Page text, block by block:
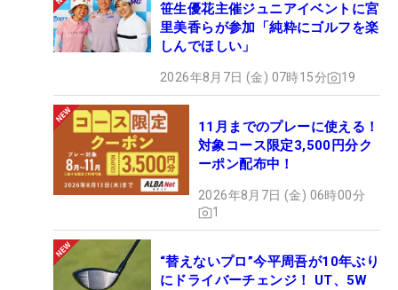
笹生優花主催ジュニアイベントに宮
里美香らが参加「純粋にゴルフを楽
しんでほしい」
2026年8月7日 (金) 07時15分 19
11月までのプレーに使える！
対象コース限定3,500円分ク
ーポン配布中！
2026年8月7日 (金) 06時00分
1
“替えないプロ”今平周吾が10年ぶり
にドライバーチェンジ！ UT、5W